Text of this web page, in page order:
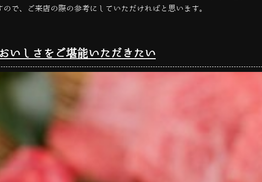
ので、ご来店の際の参考にしていただければと思います。
いしさをご堪能いただきたい